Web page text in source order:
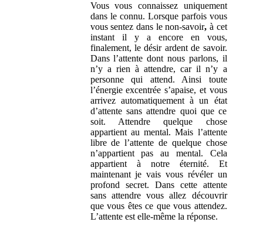
Vous vous connaissez uniquement
dans le connu. Lorsque parfois vous
vous sentez dans le non-savoir, à cet
instant il y a encore en vous,
finalement, le désir ardent de savoir.
Dans l’attente dont nous parlons, il
n’y a rien à attendre, car il n’y a
personne qui attend. Ainsi toute
l’énergie excentrée s’apaise, et vous
arrivez automatiquement à un état
d’attente sans attendre quoi que ce
soit. Attendre quelque chose
appartient au mental. Mais l’attente
libre de l’attente de quelque chose
n’appartient pas au mental. Cela
appartient à notre éternité. Et
maintenant je vais vous révéler un
profond secret. Dans cette attente
sans attendre vous allez découvrir
que vous êtes ce que vous attendez.
L’attente est elle-même la réponse.